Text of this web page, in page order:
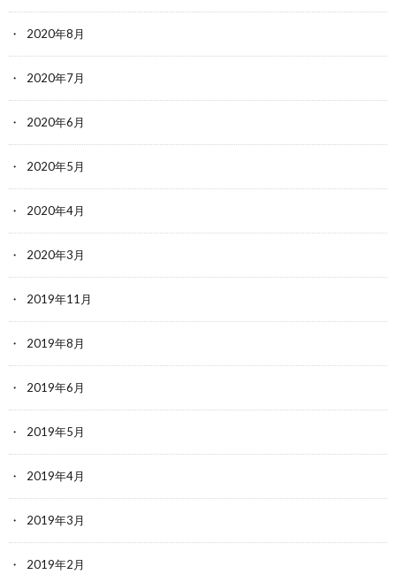
2020年8月
2020年7月
2020年6月
2020年5月
2020年4月
2020年3月
2019年11月
2019年8月
2019年6月
2019年5月
2019年4月
2019年3月
2019年2月